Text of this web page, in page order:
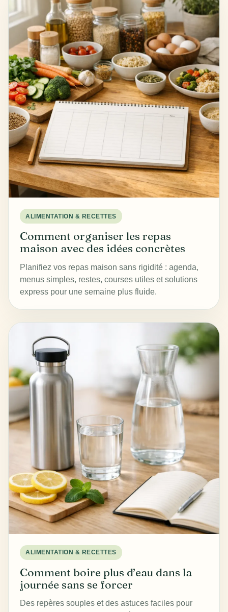
ALIMENTATION & RECETTES
Comment organiser les repas
maison avec des idées concrètes
Planifiez vos repas maison sans rigidité : agenda,
menus simples, restes, courses utiles et solutions
express pour une semaine plus fluide.
ALIMENTATION & RECETTES
Comment boire plus d’eau dans la
journée sans se forcer
Des repères souples et des astuces faciles pour